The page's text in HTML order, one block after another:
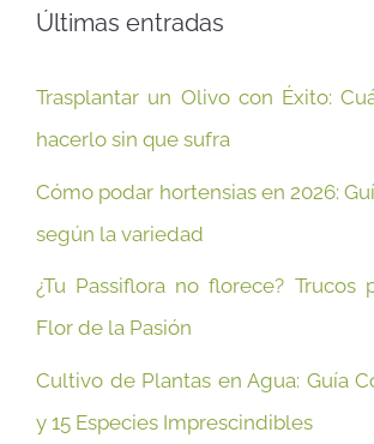
Últimas entradas
Trasplantar un Olivo con Éxito:
hacerlo sin que sufra
Cómo podar hortensias en 2026:
según la variedad
¿Tu Passiflora no florece? Trucos
Flor de la Pasión
Cultivo de Plantas en Agua: Guía
y 15 Especies Imprescindibles